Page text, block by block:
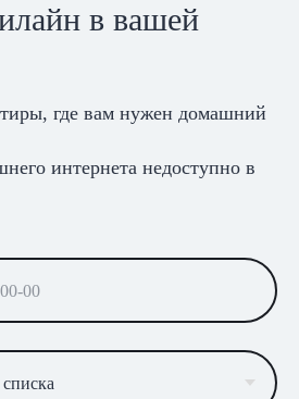
в вашей
где вам нужен домашний
интернета недоступно в